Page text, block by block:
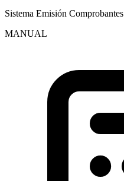
Sistema Emisión Comprobantes
MANUAL